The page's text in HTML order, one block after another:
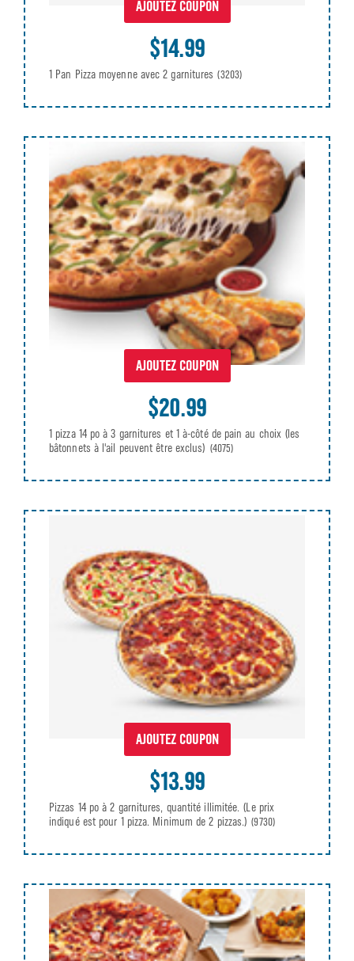
AJOUTEZ COUPON
$14.99
1 Pan Pizza moyenne avec 2 garnitures (3203)
AJOUTEZ COUPON
$20.99
1 pizza 14 po à 3 garnitures et 1 à-côté de pain au choix (les
bâtonnets à l'ail peuvent être exclus) (4075)
AJOUTEZ COUPON
$13.99
Pizzas 14 po à 2 garnitures, quantité illimitée. (Le prix
indiqué est pour 1 pizza. Minimum de 2 pizzas.) (9730)